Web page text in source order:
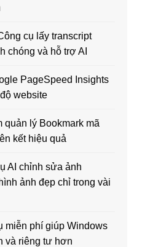
cụ lấy transcript
chóng và hỗ trợ AI
PageSpeed Insights
website
quản lý Bookmark mã
kết hiệu quả
AI chỉnh sửa ảnh
ảnh đẹp chỉ trong vài
miễn phí giúp Windows
và riêng tư hơn